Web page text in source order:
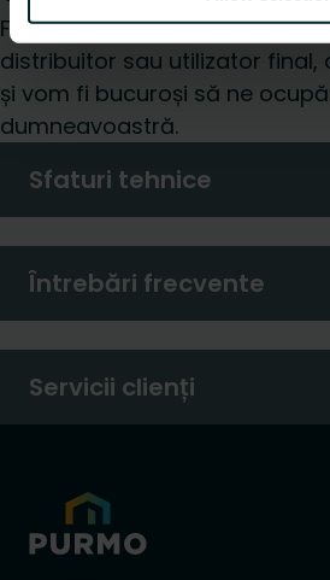
Fie că sunteți un instalator,
distribuitor sau utilizator final,
și vom fi bucuroși să ne
dumneavoastră.
Sfaturi tehnice
Întrebări frecvente
Servicii clienți